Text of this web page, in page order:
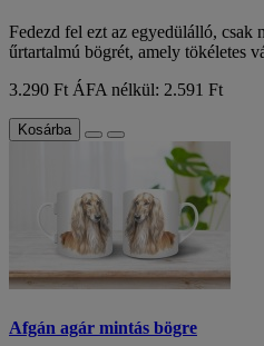
Fedezd fel ezt az egyedülálló, csak
űrtartalmú bögrét, amely tökéletes
3.290 FtÁFA nélkül: 2.591 Ft
Kosárba
Afgán agár mintás bögre